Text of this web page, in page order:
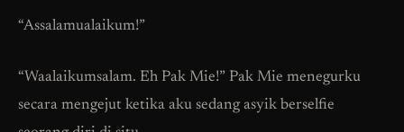
“Assalamualaikum!”
“Waalaikumsalam. Eh Pak Mie!” Pak Mie menegurku
secara mengejut ketika aku sedang asyik berselfie